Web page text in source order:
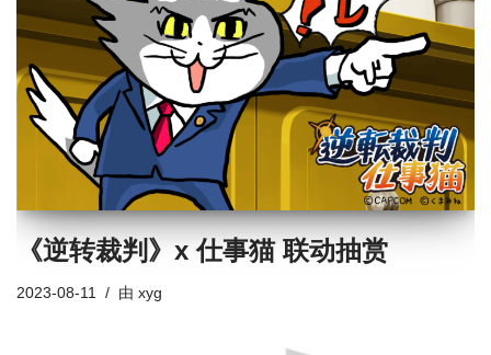
《逆转裁判》x 仕事猫 联动抽赏
2023-08-11 由 xyg